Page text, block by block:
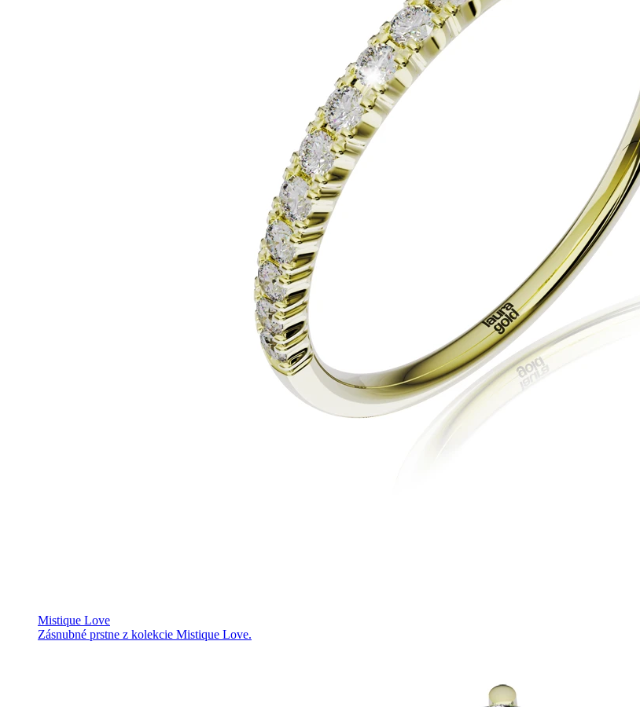
Mistique Love
Zásnubné prstne z kolekcie Mistique Love.